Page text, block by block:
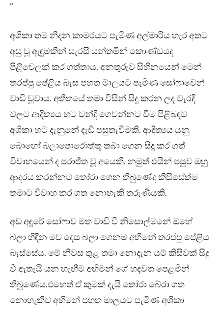
”
අශිකා තම නිදන කාමරයට පැමිණ අල්මාරිය හැර අතට
අසු වූ ඇඳුමකින් සැරසී යන්තමින් කොණ්ඩයද
පිළිවෙලක් කර ගත්තාය. අනතුරුව සිහිනයෙන් මෙන්
තරප්පු පේළිය බැස පහත මාලයට පැමිණ සෝෆාවෙන්
වාඩි වූවාය. අතීතයේ තමා විසින් සිදු කරන ලද වැරදි
වලට ආදිත්‍යය හට වන්දි ගෙවන්නට වීම පිළිබඳව
අශිකා හට දැනුනේ දැඩි පසුතැවීමකි. ආදිත්‍යය යනු
බොහෝ බලාපොරොත්තු තබා ගෙන සිදු කර ගත්
විවාහයෙන් ද පරාජිත වූ අයෙකි. නමුත් එයින් පසුව ඔහු
ආදරය කරන්නට තෝරා ගෙන තිබුණේද කිසිසේත්ම
තමාට විවාහ කර ගත නොහැකි තරුණියකි.
අඩ අඳුරේ සෝෆාව මත වාඩි වී නිසොල්මනේ ඔහේ
බලා හිඳින මව දෙස බලා ගෙනම අභිමන් තරප්පු පේළිය
බැස්සේය. මේ නිවස තුළ තමා නොදැන යම් කිසිවක් සිදු
වී ඇතැයි යන හැඟීම අභිමන් ගේ හදවත පෙළමින්
තිබුණේය.එහෙත් ඒ කුමක් දැයි තෝරා බේරා ගත
නොහැකිව අභිමන් පහත මාලයට පැමිණ අශිකා